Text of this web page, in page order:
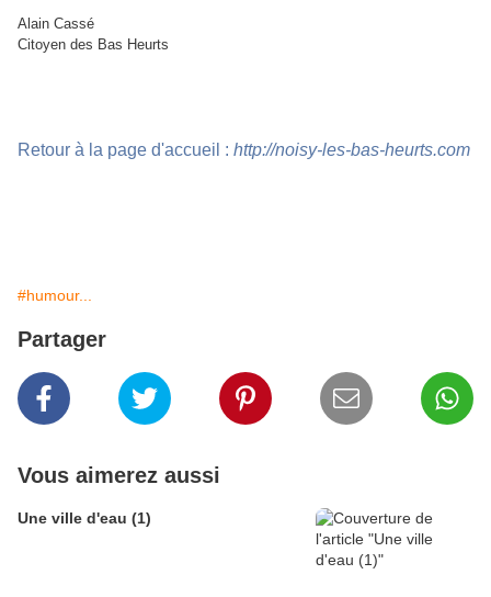
Alain Cassé
Citoyen des Bas Heurts
Retour à la page d'accueil : http://noisy-les-bas-heurts.com
#humour...
Partager
Vous aimerez aussi
Une ville d'eau (1)